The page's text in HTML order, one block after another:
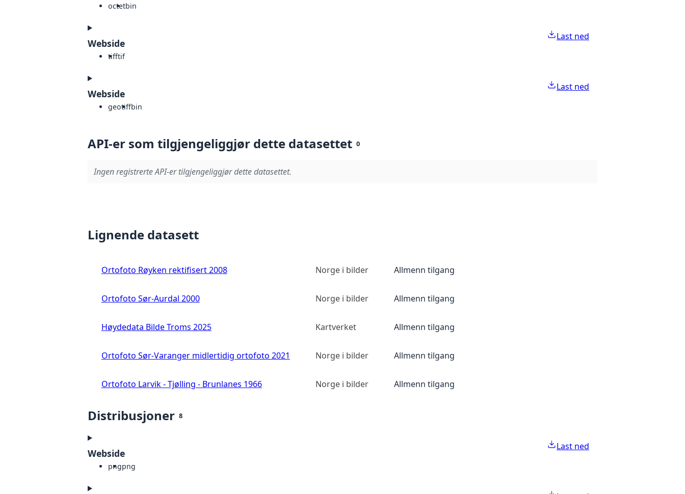
octetbin
Webside
tifftif
Last ned
Webside
geotiffbin
Last ned
API-er som tilgjengeliggjør dette datasettet 0
Ingen registrerte API-er tilgjengeliggjør dette datasettet.
Lignende datasett
Ortofoto Røyken rektifisert 2008 Norge i bilder Allmenn tilgang
Ortofoto Sør-Aurdal 2000 Norge i bilder Allmenn tilgang
Høydedata Bilde Troms 2025 Kartverket Allmenn tilgang
Ortofoto Sør-Varanger midlertidig ortofoto 2021 Norge i bilder Allmenn tilgang
Ortofoto Larvik - Tjølling - Brunlanes 1966 Norge i bilder Allmenn tilgang
Distribusjoner 8
Webside
pngpng
Last ned